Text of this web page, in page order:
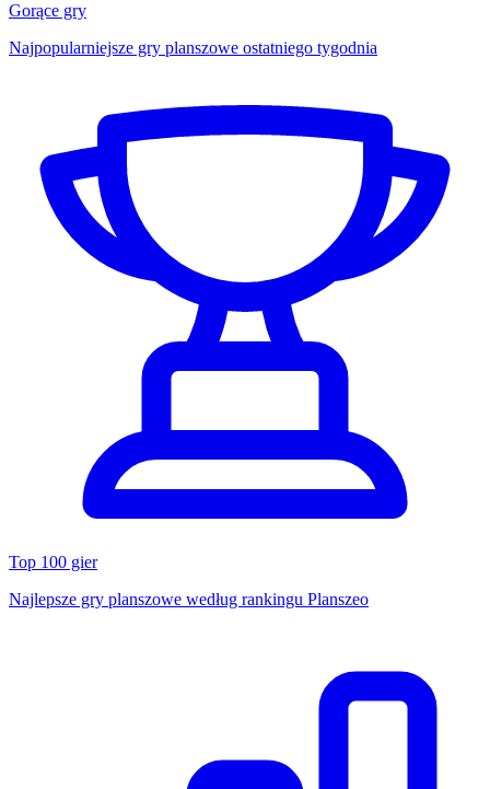
Gorące gry
Najpopularniejsze gry planszowe ostatniego tygodnia
Top 100 gier
Najlepsze gry planszowe według rankingu Planszeo